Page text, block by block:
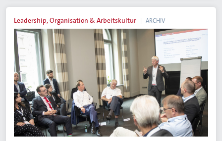
Leadership, Organisation & Arbeitskultur ARCHIV